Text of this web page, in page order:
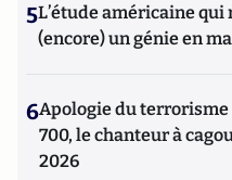
5L’étude américaine qui
(encore) un génie en
6Apologie du
700, le chanteur à
2026